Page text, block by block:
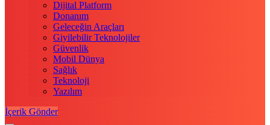
Dijital Platform
Donanım
Geleceğin Araçları
Giyilebilir Teknolojiler
Güvenlik
Mobil Dünya
Sağlık
Teknoloji
Yazılım
İçerik Gönder